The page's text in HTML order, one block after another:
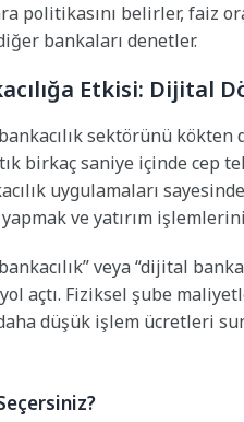
politikasını belirler, faiz
bankaları denetler.
Etkisi: Dijital
sektörünü
birkaç saniye içinde cep
uygulamaları
ve yatırım
veya “dijital
açtı. Fiziksel şube
düşük işlem ücretleri